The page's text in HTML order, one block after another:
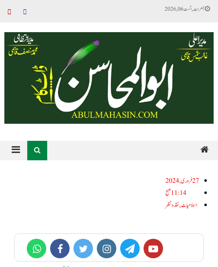
جمعرات, اگست 06, 2026
27فروری, 2024
11:14 صبح
اسلامیات,نقد ونظر